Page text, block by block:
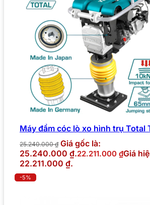
Máy đầm cóc lò xo hình trụ Total
25.240.000₫ Giá gốc là:
25.240.000 ₫.22.211.000 ₫Giá
22.211.000 ₫.
-5%